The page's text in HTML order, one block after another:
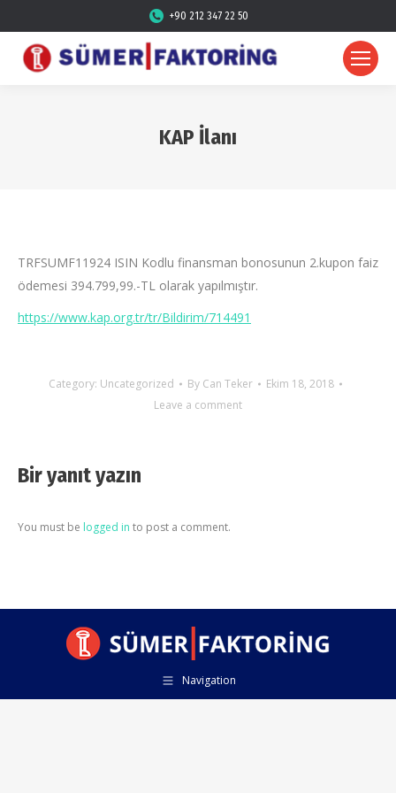
+90 212 347 22 50
KAP İlanı
TRFSUMF11924 ISIN Kodlu finansman bonosunun 2.kupon faiz
ödemesi 394.799,99.-TL olarak yapılmıştır.
https://www.kap.org.tr/tr/Bildirim/714491
Category: Uncategorized By Can Teker
Ekim 18, 2018
Leave a comment
Bir yanıt yazın
You must be logged in to post a comment.
Navigation